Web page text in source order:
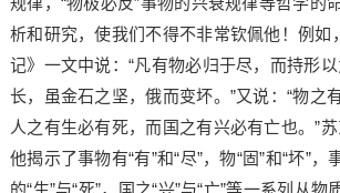
析和研究，使我们不得不非常钦佩他！例如
记》一文中说：“凡有物必归于尽，而持形
长，虽金石之坚，俄而变坏。”又说：“物之
人之有生必有死，而国之有兴必有亡也。”苏
他揭示了事物有“有”和“尽”，物“固”和“坏”，
的“生”与“死”，国之“兴”与“亡”等一系列从